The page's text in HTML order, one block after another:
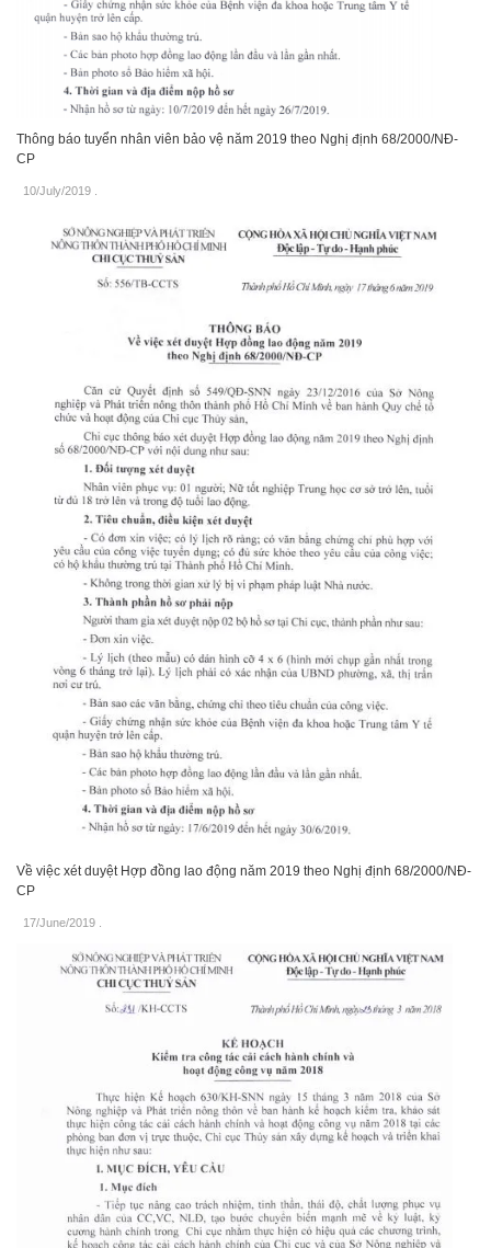
Thông báo tuyển nhân viên bảo vệ năm 2019 theo Nghị định 68/2000/NĐ-
CP
10/July/2019
Về việc xét duyệt Hợp đồng lao động năm 2019 theo Nghị định 68/2000/NĐ-
CP
17/June/2019